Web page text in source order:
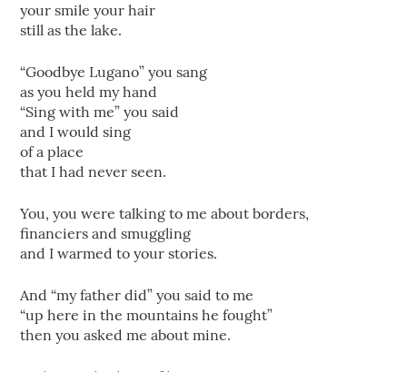
your smile your hair
still as the lake.
“Goodbye Lugano” you sang
as you held my hand
“Sing with me” you said
and I would sing
of a place
that I had never seen.
You, you were talking to me about borders,
financiers and smuggling
and I warmed to your stories.
And “my father did” you said to me
“up here in the mountains he fought”
then you asked me about mine.